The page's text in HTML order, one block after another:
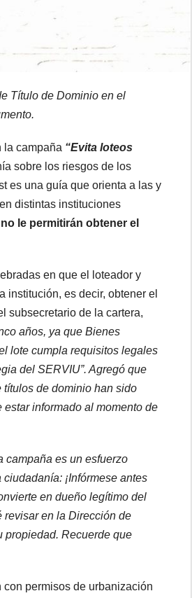
Título de Dominio en el
la campaña “Evita loteos
sobre los riesgos de los
es una guía que orienta a las y
distintas instituciones
le permitirán obtener el
en que el loteador y
institución, es decir, obtener el
subsecretario de la cartera,
años, ya que Bienes
lote cumpla requisitos legales
del SERVIU”. Agregó que
títulos de dominio han sido
informado al momento de
campaña es un esfuerzo
¡Infórmese antes
en dueño legítimo del
revisar en la Dirección de
propiedad. Recuerde que
con permisos de urbanización